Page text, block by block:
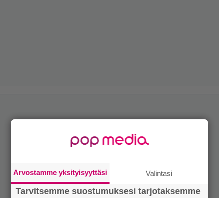
Arvostamme yksityisyyttäsi Valintasi
Tarvitsemme suostumuksesi tarjotaksemme